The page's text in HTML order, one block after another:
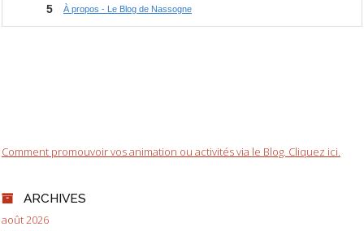
Comment promouvoir vos animation ou activités via le Blog. Cliquez ici.
ARCHIVES
août 2026